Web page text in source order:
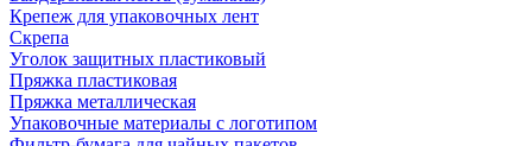
Крепеж для упаковочных лент
Скрепа
Уголок защитных пластиковый
Пряжка пластиковая
Пряжка металлическая
Упаковочные материалы с логотипом